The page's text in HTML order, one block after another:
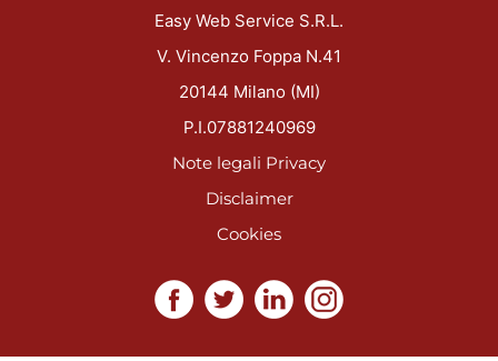
Easy Web Service S.R.L.
V. Vincenzo Foppa N.41
20144 Milano (MI)
P.I.07881240969
Note legali Privacy
Disclaimer
Cookies